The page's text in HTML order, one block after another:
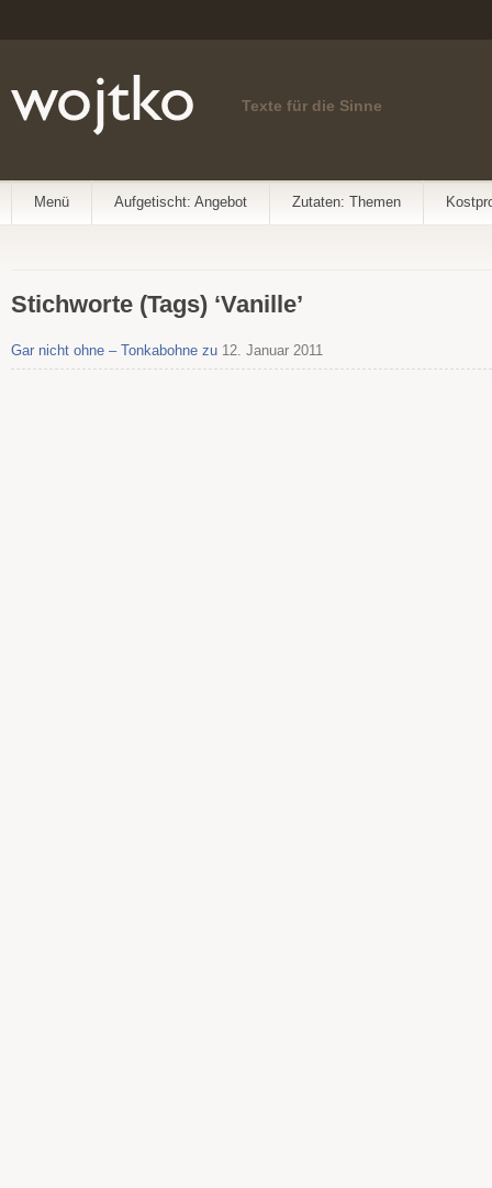
Texte für die Sinne
Menü Aufgetischt: Angebot Zutaten: Themen
Stichworte (Tags) ‘Vanille’
Gar nicht ohne – Tonkabohne zu 12. Januar 2011